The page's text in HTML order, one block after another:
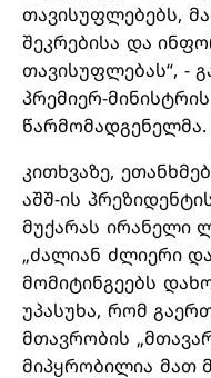
თავისუფლებებს,
შეკრებისა და
თავისუფლებას“, -
პრემიერ-
წარმომადგენელმა.
კითხვაზე,
აშშ-ის
მუქარას ირანელი
„ძალიან ძლიერი
მომიტინგეებს
უპასუხა, რომ
მთავრობის
მიპყრობილია მათ